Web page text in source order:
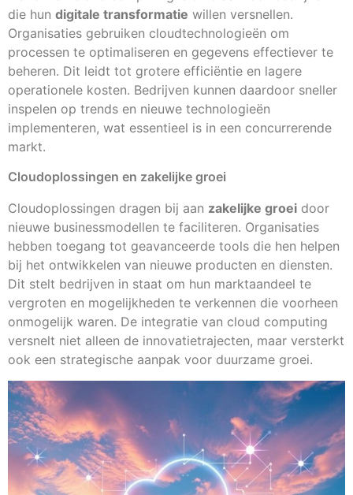
die hun digitale transformatie willen versnellen.
Organisaties gebruiken cloudtechnologieën om
processen te optimaliseren en gegevens effectiever te
beheren. Dit leidt tot grotere efficiëntie en lagere
operationele kosten. Bedrijven kunnen daardoor sneller
inspelen op trends en nieuwe technologieën
implementeren, wat essentieel is in een concurrerende
markt.
Cloudoplossingen en zakelijke groei
Cloudoplossingen dragen bij aan zakelijke groei door
nieuwe businessmodellen te faciliteren. Organisaties
hebben toegang tot geavanceerde tools die hen helpen
bij het ontwikkelen van nieuwe producten en diensten.
Dit stelt bedrijven in staat om hun marktaandeel te
vergroten en mogelijkheden te verkennen die voorheen
onmogelijk waren. De integratie van cloud computing
versnelt niet alleen de innovatietrajecten, maar versterkt
ook een strategische aanpak voor duurzame groei.